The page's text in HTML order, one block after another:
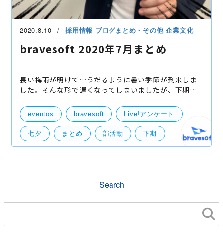
2020.8.10 採用情報 ブログまとめ・その他企業文化
bravesoft 2020年7月まとめ
長い梅雨が明けて…うだるように暑い季節が到来しま
した。そんな形で遅くなってしまいましたが、下期の
START！ あっという間に2020年も半分が終わり、下
期が
eventos bravesoft Live!アンケート
七夕 まとめ 部活動 下期
Search